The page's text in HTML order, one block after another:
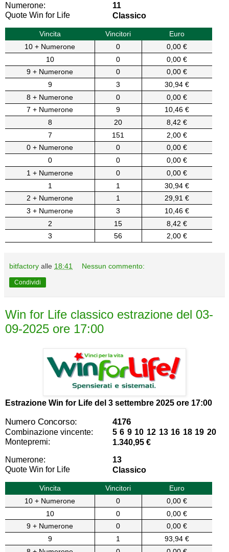
Numerone:
11
Quote Win for Life
Classico
Vincita Vincitori
Euro
10 + Numerone
0
0,00 €
10
0
0,00 €
9 + Numerone
0
0,00 €
9
3
30,94 €
8 + Numerone
0
0,00 €
7 + Numerone
9
10,46 €
8
20
8,42 €
7
151
2,00 €
0 + Numerone
0
0,00 €
0
0
0,00 €
1 + Numerone
0
0,00 €
1
1
30,94 €
2 + Numerone
1
29,91 €
3 + Numerone
3
10,46 €
2
15
8,42 €
3
56 2,00 €
bitfactory alle 18:41 Nessun commento:
Condividi
Win for Life classico estrazione del 03-
09-2025 ore 17:00
Estrazione Win for Life del 3 settembre 2025 ore 17:00
Numero Concorso: 4176
Combinazione vincente:
5 6 9 10 12 13 16 18 19 20
Montepremi:
1.340,95 €
Numerone:
13
Quote Win for Life
Classico
Vincita Vincitori
Euro
10 + Numerone
0
0,00 €
10
0
0,00 €
9 + Numerone
0
0,00 €
9
1
93,94 €